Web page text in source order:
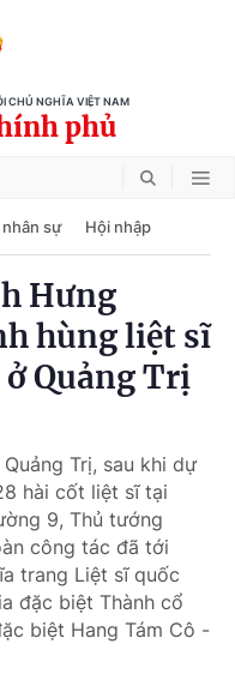
CHỦ NGHĨA VIỆT NAM
phủ
sự Hội nhập
Hưng
hùng liệt sĩ
Quảng Trị
Trị, sau khi dự
hài cốt liệt sĩ tại
9, Thủ tướng
công tác đã tới
trang Liệt sĩ quốc
đặc biệt Thành cổ
biệt Hang Tám Cô -